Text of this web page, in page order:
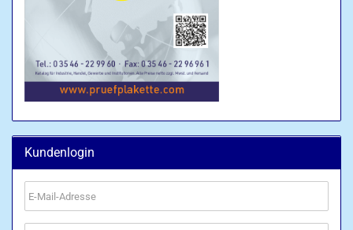
Kundenlogin
E-
Mail-
Adresse